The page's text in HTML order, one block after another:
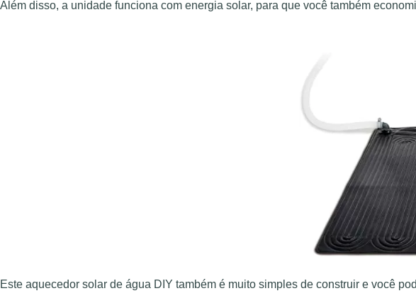
Além disso, a unidade funciona com energia solar, para que você também
Este aquecedor solar de água DIY também é muito simples de construir e você